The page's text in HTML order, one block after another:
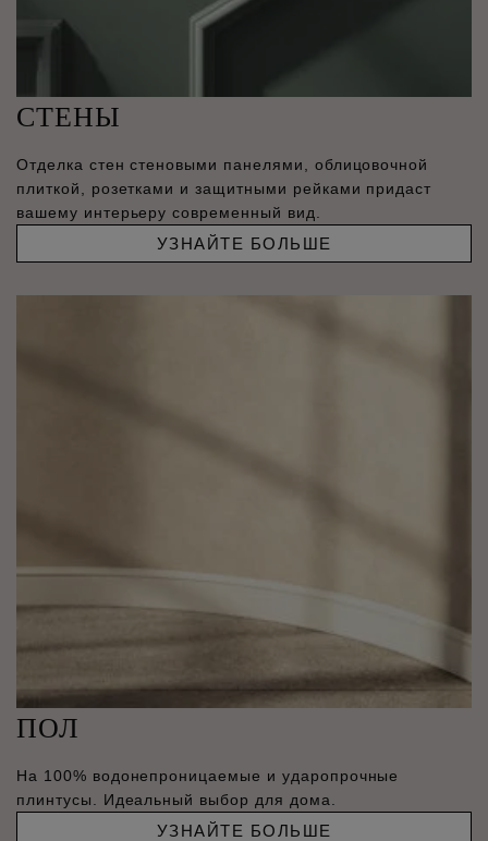
СТЕНЫ
Отделка стен стеновыми панелями, облицовочной
плиткой, розетками и защитными рейками придаст
вашему интерьеру современный вид.
УЗНАЙТЕ БОЛЬШЕ
ПОЛ
На 100% водонепроницаемые и ударопрочные
плинтусы. Идеальный выбор для дома.
УЗНАЙТЕ БОЛЬШЕ